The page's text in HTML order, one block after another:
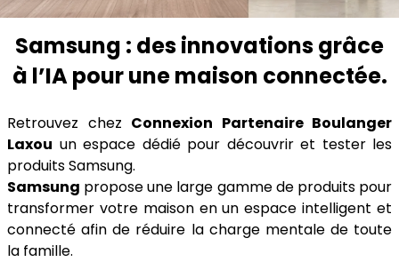
Samsung : des innovations grâce
à l’IA pour une maison connectée.
Retrouvez chez Connexion Partenaire Boulanger
Laxou un espace dédié pour découvrir et tester les
produits Samsung.
Samsung propose une large gamme de produits pour
transformer votre maison en un espace intelligent et
connecté afin de réduire la charge mentale de toute
la famille.